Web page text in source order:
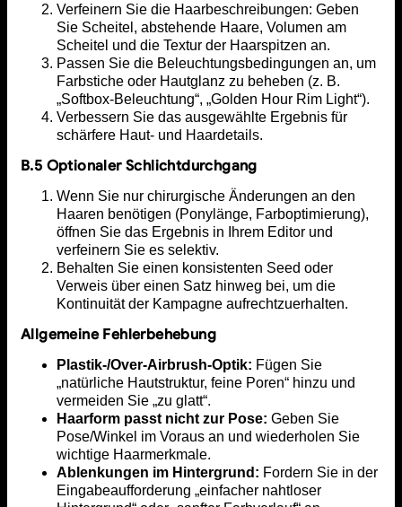
Verfeinern Sie die Haarbeschreibungen: Geben
Sie Scheitel, abstehende Haare, Volumen am
Scheitel und die Textur der Haarspitzen an.
Passen Sie die Beleuchtungsbedingungen an, um
Farbstiche oder Hautglanz zu beheben (z. B.
„Softbox-Beleuchtung“, „Golden Hour Rim Light“).
Verbessern Sie das ausgewählte Ergebnis für
schärfere Haut- und Haardetails.
B.5 Optionaler Schlichtdurchgang
Wenn Sie nur chirurgische Änderungen an den
Haaren benötigen (Ponylänge, Farboptimierung),
öffnen Sie das Ergebnis in Ihrem Editor und
verfeinern Sie es selektiv.
Behalten Sie einen konsistenten Seed oder
Verweis über einen Satz hinweg bei, um die
Kontinuität der Kampagne aufrechtzuerhalten.
Allgemeine Fehlerbehebung
Plastik-/Over-Airbrush-Optik: Fügen Sie
„natürliche Hautstruktur, feine Poren“ hinzu und
vermeiden Sie „zu glatt“.
Haarform passt nicht zur Pose: Geben Sie
Pose/Winkel im Voraus an und wiederholen Sie
wichtige Haarmerkmale.
Ablenkungen im Hintergrund: Fordern Sie in der
Eingabeaufforderung „einfacher nahtloser